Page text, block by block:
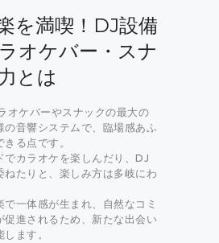
を満喫！DJ設備
オケバー・スナ
とは
オケバーやスナックの最大の
の音響システムで、臨場感あふ
る点です。
でカラオケを楽しんだり、DJ
ねたりと、楽しみ方は多岐にわ
で一体感が生まれ、自然なコミ
促進されるため、新たな出会い
ます。